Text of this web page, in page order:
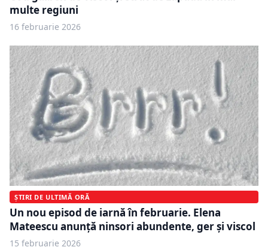
multe regiuni
16 februarie 2026
ȘTIRI DE ULTIMĂ ORĂ
Un nou episod de iarnă în februarie. Elena
Mateescu anunță ninsori abundente, ger și viscol
15 februarie 2026